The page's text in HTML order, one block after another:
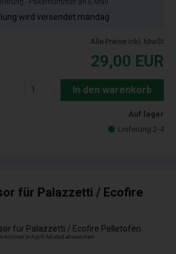
wird versendet mandag
Alle Preise inkl. MwSt
29,00 EUR
In den warenkorb
Auf lager
Lieferung 2-4
für Palazzetti / Ecofire
können je nach Modell abweichen